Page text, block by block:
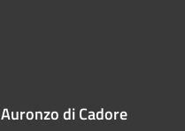
di Cadore